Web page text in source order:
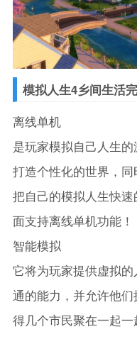
模拟人生4乡间生活
离线单机
是玩家模拟自己人生
打造个性化的世界，
把自己的模拟人生快
面支持离线单机功能！
智能模拟
它将为玩家提供虚拟
通的能力，并允许他
得几个市民聚在一起